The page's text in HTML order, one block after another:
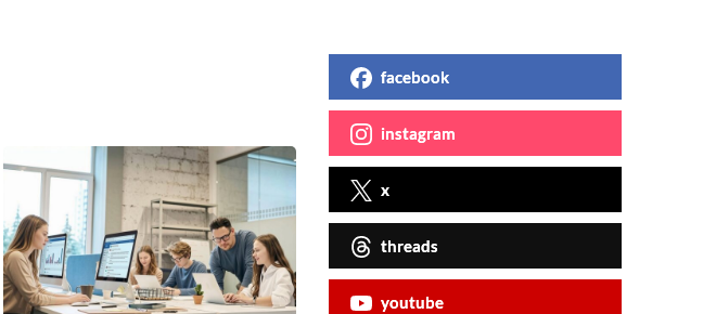
facebook
instagram
x
threads
youtube